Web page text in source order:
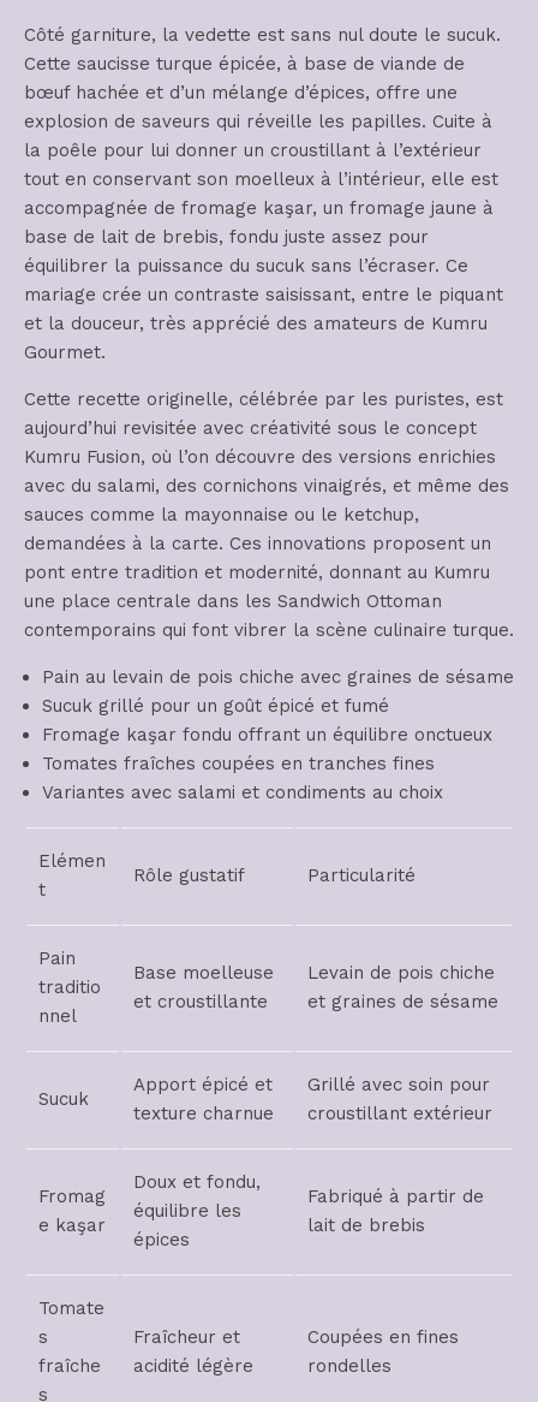
Côté garniture, la vedette est sans nul doute le sucuk.
Cette saucisse turque épicée, à base de viande de
bœuf hachée et d’un mélange d’épices, offre une
explosion de saveurs qui réveille les papilles. Cuite à
la poêle pour lui donner un croustillant à l’extérieur
tout en conservant son moelleux à l’intérieur, elle est
accompagnée de fromage kaşar, un fromage jaune à
base de lait de brebis, fondu juste assez pour
équilibrer la puissance du sucuk sans l’écraser. Ce
mariage crée un contraste saisissant, entre le piquant
et la douceur, très apprécié des amateurs de Kumru
Gourmet.
Cette recette originelle, célébrée par les puristes, est
aujourd’hui revisitée avec créativité sous le concept
Kumru Fusion, où l’on découvre des versions enrichies
avec du salami, des cornichons vinaigrés, et même des
sauces comme la mayonnaise ou le ketchup,
demandées à la carte. Ces innovations proposent un
pont entre tradition et modernité, donnant au Kumru
une place centrale dans les Sandwich Ottoman
contemporains qui font vibrer la scène culinaire turque.
Pain au levain de pois chiche avec graines de sésame
Sucuk grillé pour un goût épicé et fumé
Fromage kaşar fondu offrant un équilibre onctueux
Tomates fraîches coupées en tranches fines
Variantes avec salami et condiments au choix
Elémen
t
Rôle gustatif Particularité
Pain
traditio
nnel
Base moelleuse
et croustillante
Levain de pois chiche
et graines de sésame
Sucuk
Apport épicé et
texture charnue
Grillé avec soin pour
croustillant extérieur
Fromag
e kaşar
Doux et fondu,
équilibre les
épices
Fabriqué à partir de
lait de brebis
Tomate
s
fraîche
s
Fraîcheur et
acidité légère
Coupées en fines
rondelles